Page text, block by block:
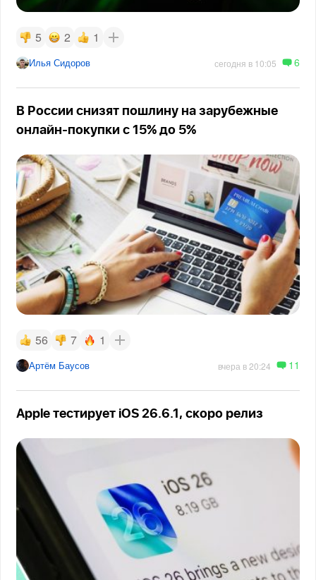
5 2 1
Илья Сидоров сегодня в 10:05 6
В России снизят пошлину на зарубежные
онлайн-покупки с 15% до 5%
56 7 1
Артём Баусов вчера в 20:24 11
Apple тестирует iOS 26.6.1, скоро релиз